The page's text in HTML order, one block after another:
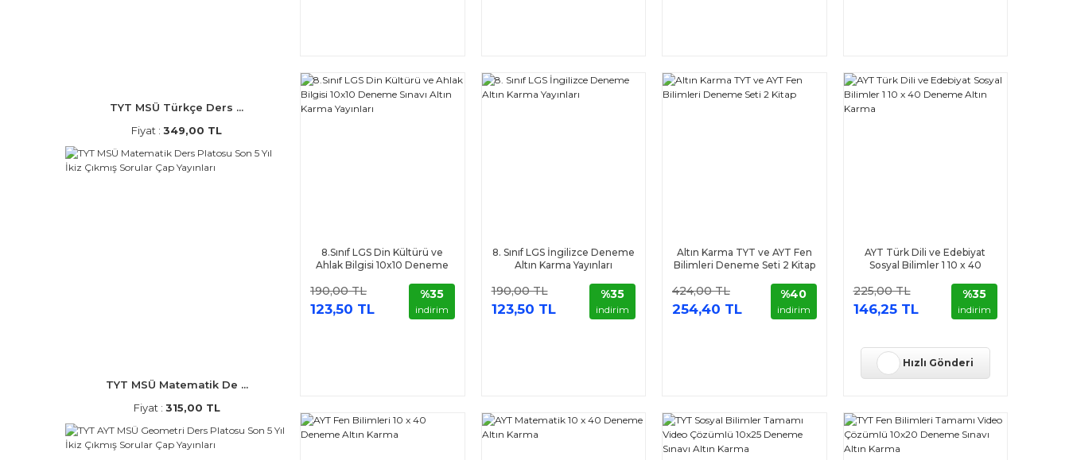
TYT MSÜ Türkçe Ders ...
Fiyat : 349,00 TL
TYT MSÜ Matematik De ...
Fiyat : 315,00 TL
8.Sınıf LGS Din Kültürü ve
Ahlak Bilgisi 10x10 Deneme
190,00 TL
123,50 TL
%35
indirim
8. Sınıf LGS İngilizce Deneme
Altın Karma Yayınları
190,00 TL
123,50 TL
%35
indirim
Altın Karma TYT ve AYT Fen
Bilimleri Deneme Seti 2 Kitap
424,00 TL
254,40 TL
%40
indirim
AYT Türk Dili ve Edebiyat
Sosyal Bilimler 1 10 x 40
225,00 TL
146,25 TL
%35
indirim
Hızlı Gönderi